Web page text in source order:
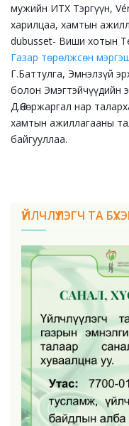
мужийн ИТХ Тэргүүн,
харилцаа, хамтын
dubusset- Виши хотын
Газар төрөлжсөн
Г.Баттулга, Эмнэлзүй
болон Эмэгтэйчүүдийн
Д.Өнөржаргал нар
хамтын ажиллагааны
байгууллаа.
ҮЙЛЧЛҮҮЛЭГЧ ТА